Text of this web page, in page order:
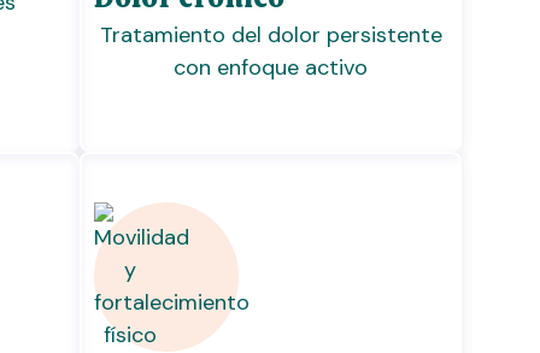
Tratamiento del dolor persistente
con enfoque activo